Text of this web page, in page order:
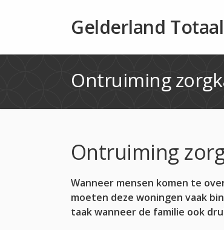
Gelderland
Ontruiming
Ontruiming
Wanneer mensen komen te
moeten deze woningen vaak
taak wanneer de familie ook